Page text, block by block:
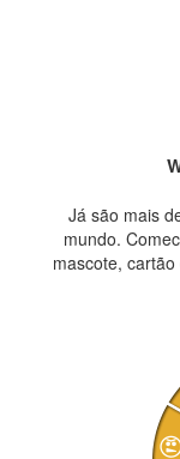
Já são mais
mundo.
mascote,